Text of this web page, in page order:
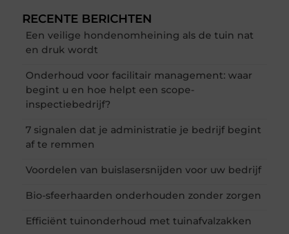
RECENTE BERICHTEN
Een veilige hondenomheining als de tuin nat
en druk wordt
Onderhoud voor facilitair management: waar
begint u en hoe helpt een scope-
inspectiebedrijf?
7 signalen dat je administratie je bedrijf begint
af te remmen
Voordelen van buislasersnijden voor uw bedrijf
Bio-sfeerhaarden onderhouden zonder zorgen
Efficiënt tuinonderhoud met tuinafvalzakken